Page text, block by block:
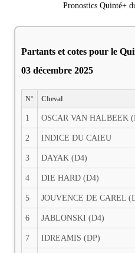
Pronostics Quinté+
Partants et cotes pour le
03 décembre 2025
N° Cheval
1 OSCAR VAN HALBEEK
2 INDICE DU CAIEU
3 DAYAK (D4)
4 DIE HARD (D4)
5 JOUVENCE DE CAREL
6 JABLONSKI (D4)
7 IDREAMIS (DP)